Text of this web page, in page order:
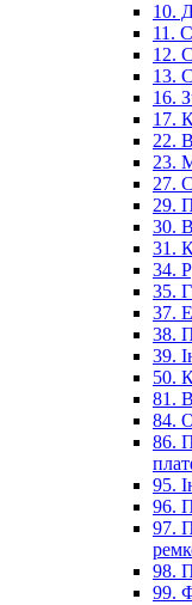
10.
11.
12.
13.
16.
17.
22.
23.
27.
29.
30.
31.
34.
35.
37.
38.
39.
50.
81.
84.
86.
95.
96.
97.
98.
99.